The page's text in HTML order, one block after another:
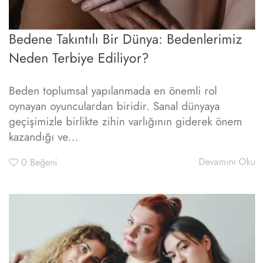
Bedene Takıntılı Bir Dünya: Bedenlerimiz
Neden Terbiye Ediliyor?
Beden toplumsal yapılanmada en önemli rol
oynayan oyunculardan biridir. Sanal dünyaya
geçişimizle birlikte zihin varlığının giderek önem
kazandığı ve...
0 Beğeni Devamını Oku